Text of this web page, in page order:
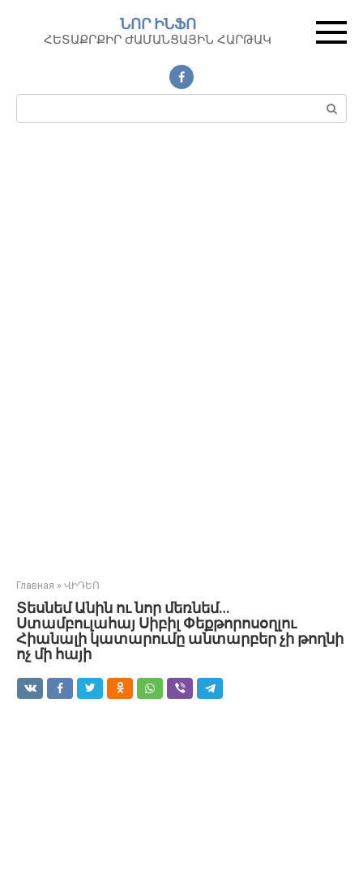
контенту
ՆՈՐ ԻՆՖՈ
ՀԵՏԱՔՐՔԻՐ ԺԱՄԱՆՑԱՅԻՆ ՀԱՐԹԱԿ
Поиск:
Главная » ՎԻԴԵՈ
Տեսնեմ Անին ու նոր մեռնեմ…
Ստամբուլահայ Սիբիլ Փեքթորոսօղլու
Հիանալի կատարումը անտարբեր չի թողնի
ոչ մի հայի